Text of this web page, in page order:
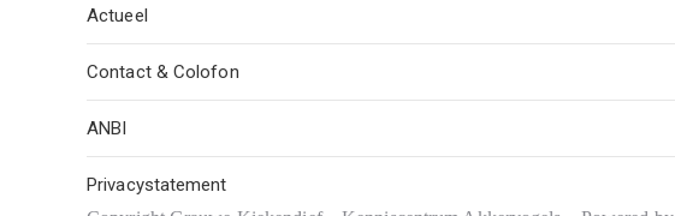
Actueel
Contact & Colofon
ANBI
Privacystatement